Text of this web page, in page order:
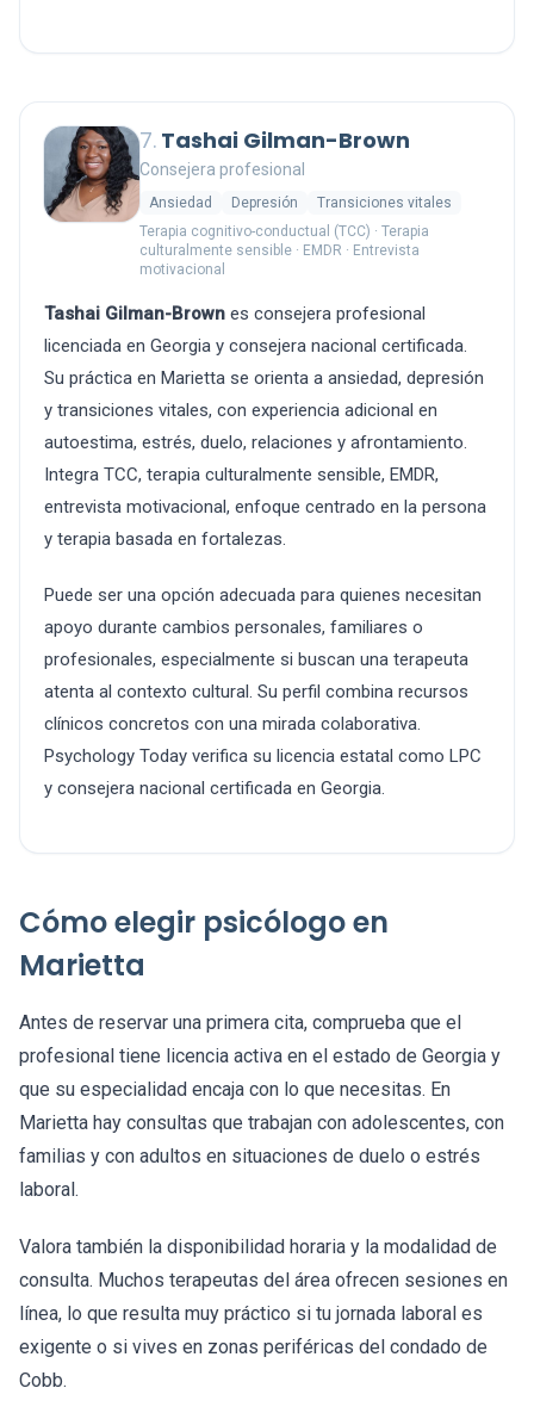
7. Tashai Gilman-Brown
Consejera profesional
Ansiedad Depresión
Transiciones vitales
Terapia cognitivo-conductual (TCC) · Terapia
culturalmente sensible · EMDR · Entrevista
motivacional
Tashai Gilman-Brown es consejera profesional
licenciada en Georgia y consejera nacional certificada.
Su práctica en Marietta se orienta a ansiedad, depresión
y transiciones vitales, con experiencia adicional en
autoestima, estrés, duelo, relaciones y afrontamiento.
Integra TCC, terapia culturalmente sensible, EMDR,
entrevista motivacional, enfoque centrado en la persona
y terapia basada en fortalezas.
Puede ser una opción adecuada para quienes necesitan
apoyo durante cambios personales, familiares o
profesionales, especialmente si buscan una terapeuta
atenta al contexto cultural. Su perfil combina recursos
clínicos concretos con una mirada colaborativa.
Psychology Today verifica su licencia estatal como LPC
y consejera nacional certificada en Georgia.
Cómo elegir psicólogo en
Marietta
Antes de reservar una primera cita, comprueba que el
profesional tiene licencia activa en el estado de Georgia y
que su especialidad encaja con lo que necesitas. En
Marietta hay consultas que trabajan con adolescentes, con
familias y con adultos en situaciones de duelo o estrés
laboral.
Valora también la disponibilidad horaria y la modalidad de
consulta. Muchos terapeutas del área ofrecen sesiones en
línea, lo que resulta muy práctico si tu jornada laboral es
exigente o si vives en zonas periféricas del condado de
Cobb.